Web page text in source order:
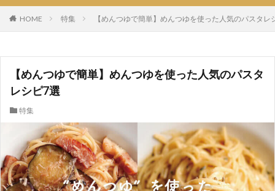
HOME 特集 【めんつゆで簡単】めんつゆを使った人気のパスタレ
【めんつゆで簡単】めんつゆを使った人気のパスタ
レシピ7選
特集